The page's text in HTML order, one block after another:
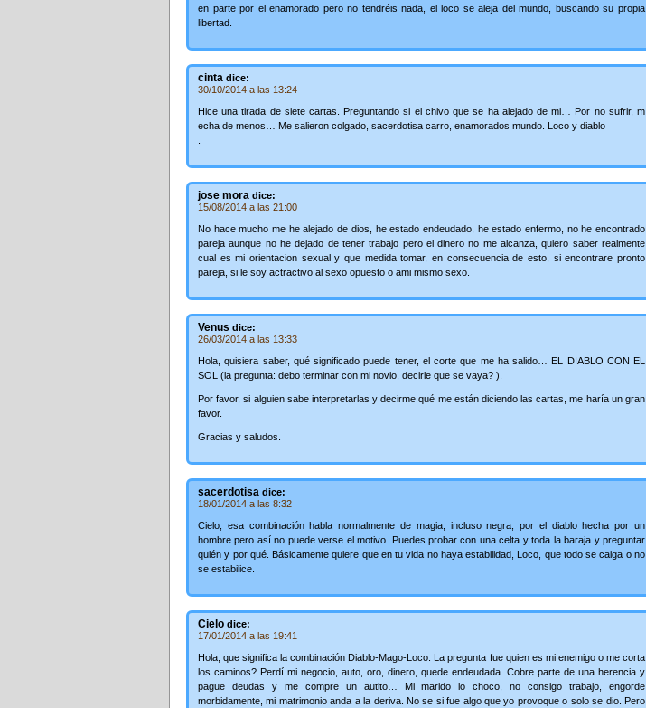
en parte por el enamorado pero no tendréis nada, el loco se aleja del mundo, buscando su propia
libertad.
cinta dice:
30/10/2014 a las 13:24
Hice una tirada de siete cartas. Preguntando si el chivo que se ha alejado de mi… Por no sufrir, m
echa de menos… Me salieron colgado, sacerdotisa carro, enamorados mundo. Loco y diablo
jose mora dice:
15/08/2014 a las 21:00
No hace mucho me he alejado de dios, he estado endeudado, he estado enfermo, no he encontrado
pareja aunque no he dejado de tener trabajo pero el dinero no me alcanza, quiero saber realmente
cual es mi orientacion sexual y que medida tomar, en consecuencia de esto, si encontrare pronto
pareja, si le soy actractivo al sexo opuesto o ami mismo sexo.
Venus dice:
26/03/2014 a las 13:33
Hola, quisiera saber, qué significado puede tener, el corte que me ha salido… EL DIABLO CON EL
SOL (la pregunta: debo terminar con mi novio, decirle que se vaya? ).
Por favor, si alguien sabe interpretarlas y decirme qué me están diciendo las cartas, me haría un gran
favor.
Gracias y saludos.
sacerdotisa dice:
18/01/2014 a las 8:32
Cielo, esa combinación habla normalmente de magia, incluso negra, por el diablo hecha por un
hombre pero así no puede verse el motivo. Puedes probar con una celta y toda la baraja y preguntar
quién y por qué. Básicamente quiere que en tu vida no haya estabilidad, Loco, que todo se caiga o no
se estabilice.
Cielo dice:
17/01/2014 a las 19:41
Hola, que significa la combinación Diablo-Mago-Loco. La pregunta fue quien es mi enemigo o me corta
los caminos? Perdí mi negocio, auto, oro, dinero, quede endeudada. Cobre parte de una herencia y
pague deudas y me compre un autito… Mi marido lo choco, no consigo trabajo, engorde
morbidamente, mi matrimonio anda a la deriva. No se si fue algo que yo provoque o solo se dio. Pero